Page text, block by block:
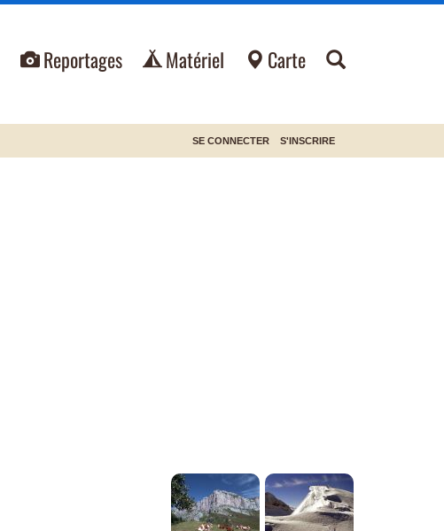
Reportages Matériel Carte
SE CONNECTER S'INSCRIRE